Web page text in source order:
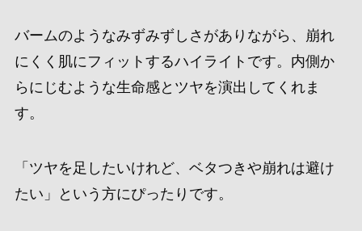
グレージュとブロンズのニュアンスで、顔を自然
に引き締めて見せてくれるカラーです。シェーデ
ィングにありがちな、くすみや不健康に見える印
象が出にくいのが魅力。
チークの前に仕込むことで、シックで洗練された
小顔印象を作れます。